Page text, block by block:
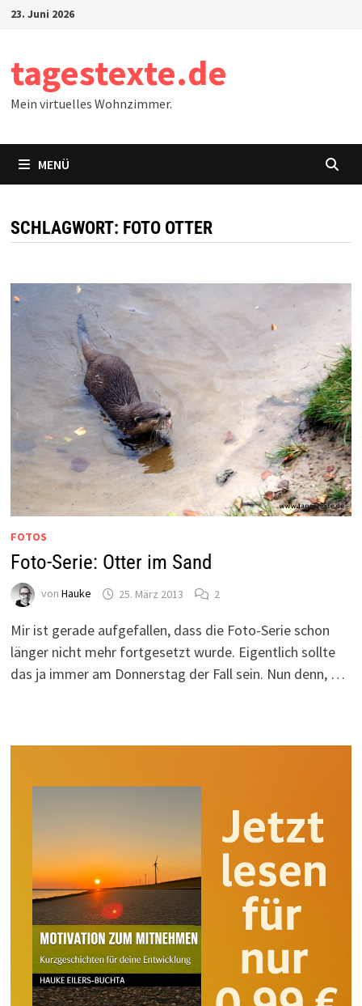
Zum23. Juni 2026
tagestexte.de
Mein virtuelles Wohnzimmer.
MENÜ
SCHLAGWORT: FOTO OTTER
FOTOS
Foto-Serie: Otter im Sand
von Hauke 25. März 2013 2
Mir ist gerade aufgefallen, dass die Foto-Serie schon
länger nicht mehr fortgesetzt wurde. Eigentlich sollte
das ja immer am Donnerstag der Fall sein. Nun denn, …